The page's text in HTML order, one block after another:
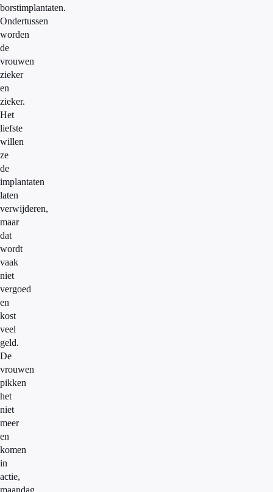
borstimplantaten.
Ondertussen
worden
de
vrouwen
zieker
en
zieker.
Het
liefste
willen
ze
de
implantaten
laten
verwijderen,
maar
dat
wordt
vaak
niet
vergoed
en
kost
veel
geld.
De
vrouwen
pikken
het
niet
meer
en
komen
in
actie,
maandag